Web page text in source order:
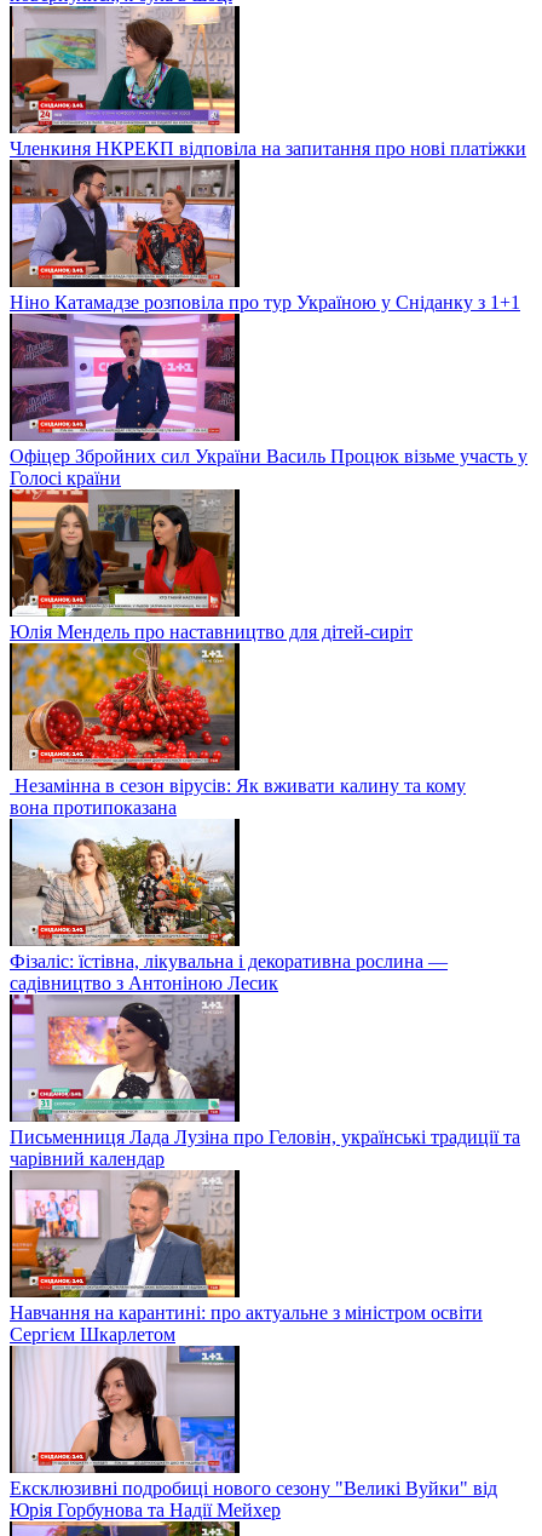
Членкиня НКРЕКП відповіла на запитання про нові платіжки
Ніно Катамадзе розповіла про тур Україною у Сніданку з 1+1
Офіцер Збройних сил України Василь Процюк візьме участь у
Голосі країни
Юлія Мендель про наставництво для дітей-сиріт
Незамінна в сезон вірусів: Як вживати калину та кому
вона протипоказана
Фізаліс: їстівна, лікувальна і декоративна рослина —
садівництво з Антоніною Лесик
Письменниця Лада Лузіна про Геловін, українські традиції та
чарівний календар
Навчання на карантині: про актуальне з міністром освіти
Сергієм Шкарлетом
Ексклюзивні подробиці нового сезону "Великі Вуйки" від
Юрія Горбунова та Надії Мейхер